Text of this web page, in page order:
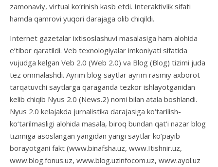
zamonaviy, virtual ko‘rinish kasb etdi. Interaktivlik sifati
hamda qamrovi yuqori darajaga olib chiqildi.
Internet gazetalar ixtisoslashuvi masalasiga ham alohida
e’tibor qaratildi. Veb texnologiyalar imkoniyati sifatida
vujudga kelgan Veb 2.0 (Web 2.0) va Blog (Blog) tizimi juda
tez ommalashdi. Ayrim blog saytlar ayrim rasmiy axborot
tarqatuvchi saytlarga qaraganda tezkor ishlayotganidan
kelib chiqib Nyus 2.0 (News.2) nomi bilan atala boshlandi.
Nyus 2.0 kelajakda jurnalistika darajasiga ko‘tarilish-
ko‘tarilmasligi alohida masala, biroq bundan qat’i nazar blog
tizimiga asoslangan yangidan yangi saytlar ko‘payib
borayotgani fakt (www.binafsha.uz, www.Itishnir.uz,
www.blog.fonus.uz, www.blog.uzinfocom.uz, www.ayol.uz